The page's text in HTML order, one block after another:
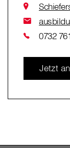
0732
Jetzt